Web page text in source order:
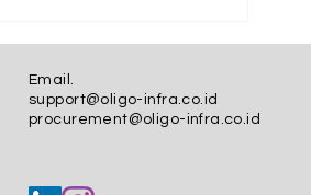
Email.
support@oligo-infra.co.id
procurement@oligo-infra.co.id